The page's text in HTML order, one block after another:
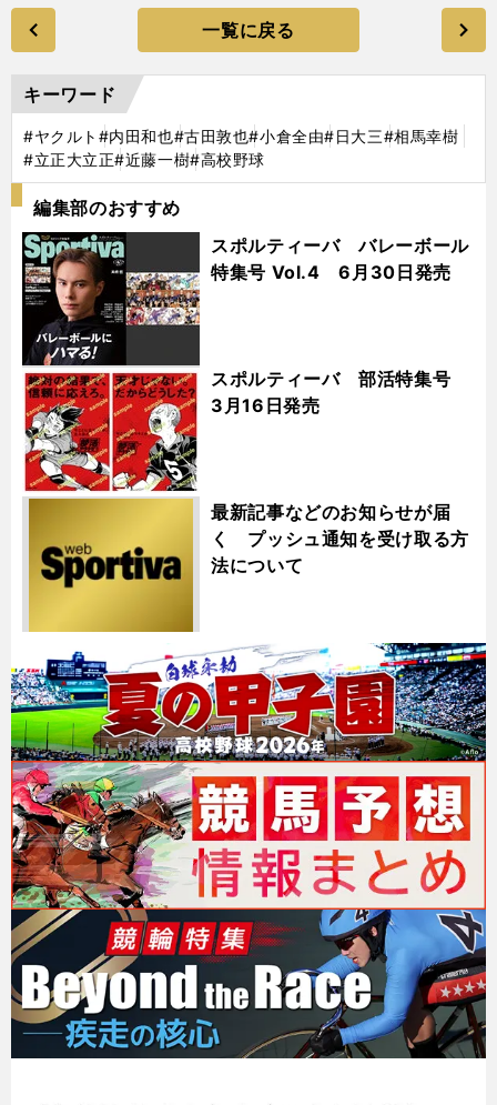
一覧に戻る
キーワード
#ヤクルト #内田和也#古田敦也#小倉全由#日大三#相馬幸樹
#立正大立正#近藤一樹#高校野球
編集部のおすすめ
スポルティーバ バレーボール
特集号 Vol.4 6月30日発売
スポルティーバ 部活特集号
3月16日発売
最新記事などのお知らせが届
く プッシュ通知を受け取る方
法について